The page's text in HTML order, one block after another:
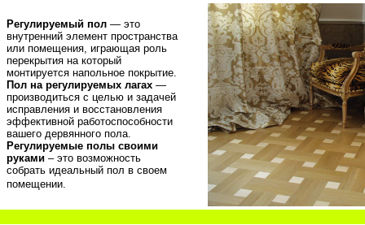
Регулируемый пол — это
внутренний элемент пространства
или помещения, играющая роль
перекрытия на который
монтируется напольное покрытие.
Пол на регулируемых лагах —
производиться с целью и задачей
исправления и восстановления
эффективной работоспособности
вашего дервянного пола.
Регулируемые полы своими
руками – это возможность
собрать идеальный пол в своем
помещении.